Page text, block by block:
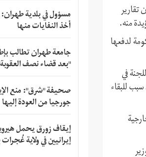
تقاریر
منه.
لدفعها
في
للبقاء
مسؤول في بلدية
أخذ النفايات منها
جامعة طهران تطالب
"بعد قضاء نصف
صحيفة "شرق": منع
جورجيا من العودة إليها
إيقاف زورق يحمل
إيرانيين في ولاية